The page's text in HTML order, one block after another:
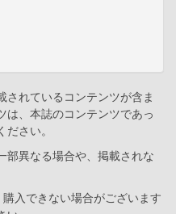
れているコンテンツが含ま
は、本誌のコンテンツであっ
さい。
異なる場合や、掲載されな
入できない場合がございます